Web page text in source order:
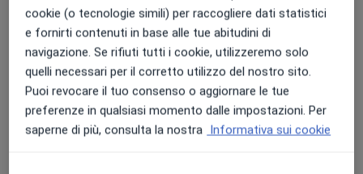
110 €
Dettaglivisita ginecologica
Prenota
Visita gastroenterologica
120 €
Dettagli visita gastroenterologica
cookie (o tecnologie simili) per raccogliere dati statistici
e fornirti contenuti in base alle tue abitudini di
navigazione. Se rifiuti tutti i cookie, utilizzeremo solo
quelli necessari per il corretto utilizzo del nostro sito.
Puoi revocare il tuo consenso o aggiornare le tue
preferenze in qualsiasi momento dalle impostazioni. Per
saperne di più, consulta la nostra Informativa sui cookie